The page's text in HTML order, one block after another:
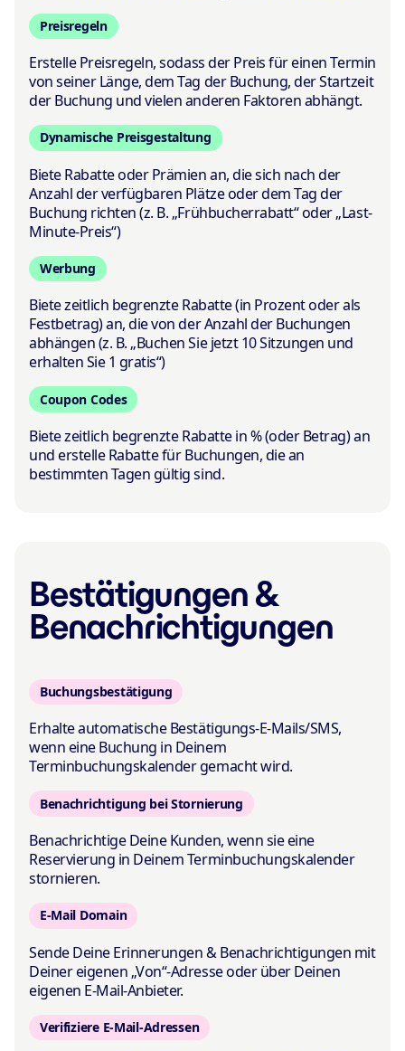
Preisregeln
Erstelle Preisregeln, sodass der Preis für einen Termin
von seiner Länge, dem Tag der Buchung, der Startzeit
der Buchung und vielen anderen Faktoren abhängt.
Dynamische Preisgestaltung
Biete Rabatte oder Prämien an, die sich nach der
Anzahl der verfügbaren Plätze oder dem Tag der
Buchung richten (z. B. „Frühbucherrabatt“ oder „Last-
Minute-Preis“)
Werbung
Biete zeitlich begrenzte Rabatte (in Prozent oder als
Festbetrag) an, die von der Anzahl der Buchungen
abhängen (z. B. „Buchen Sie jetzt 10 Sitzungen und
erhalten Sie 1 gratis“)
Coupon Codes
Biete zeitlich begrenzte Rabatte in % (oder Betrag) an
und erstelle Rabatte für Buchungen, die an
bestimmten Tagen gültig sind.
Bestätigungen &
Benach­richtigungen
Buchungsbestätigung
Erhalte automatische Bestätigungs-E-Mails/SMS,
wenn eine Buchung in Deinem
Terminbuchungskalender gemacht wird.
Benachrichtigung bei Stornierung
Benachrichtige Deine Kunden, wenn sie eine
Reservierung in Deinem Terminbuchungskalender
stornieren.
E-Mail Domain
Sende Deine Erinnerungen & Benachrichtigungen mit
Deiner eigenen „Von“-Adresse oder über Deinen
eigenen E-Mail-Anbieter.
Verifiziere E-Mail-Adressen